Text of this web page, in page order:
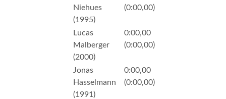
Niehues
(1995)
(0:00,00)
Lucas
Malberger
(2000)
0:00,00
(0:00,00)
Jonas
Hasselmann
(1991)
0:00,00
(0:00,00)